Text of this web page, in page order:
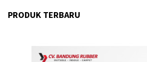
PRODUK TERBARU